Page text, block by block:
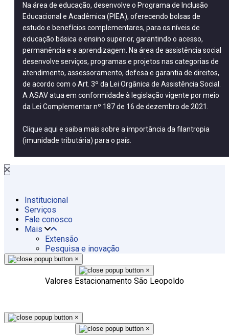
Na área de educação, desenvolve o Programa de Inclusão
Educacional e Acadêmica (PIEA), oferecendo bolsas de
estudo e benefícios complementares, para os níveis de
educação básica e ensino superior, garantindo o acesso,
permanência e a aprendizagem. Na área de assistência social
desenvolve serviços, programas e projetos nas categorias de
atendimento, assessoramento, defesa e garantia de direitos,
de acordo com o Art. 3º da Lei Orgânica de Assistência Social.
A ASAV atua em conformidade à legislação vigente por meio
da Lei Complementar nº 187 de 16 de dezembro de 2021.
Clique aqui e saiba mais sobre a importância da filantropia
(imunidade tributária) para o país.
Institucional
Serviços
Fale conosco
Mais
Extensão
Pesquisa e inovação
×
×
Valores Estacionamento São Leopoldo
×
×